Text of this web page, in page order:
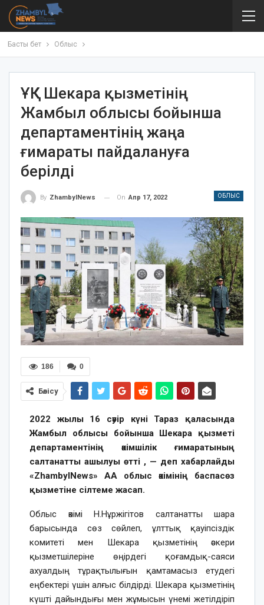
Басты бет Облыс
ҰҚК Шекара қызметінің
Жамбыл облысы бойынша
департаментінің жаңа
ғимараты пайдалануға
берілді
ОБЛЫС
By ZhambylNews On Апр 17, 2022
0
186
Бөлісу
2022 жылы 16 сәуір күні Тараз қаласында
Жамбыл облысы бойынша Шекара қызметі
департаментінің әкімшілік ғимаратының
салтанатты ашылуы өтті , — деп хабарлайды
«ZhambylNews» АА облыс әкімінің баспасөз
қызметіне сілтеме жасап.
Облыс әкімі Н.Нұржігітов салтанатты шара
барысында сөз сөйлеп, ұлттық қауіпсіздік
комитеті мен Шекара қызметінің әскери
қызметшілеріне өңірдегі қоғамдық-саяси
ахуалдың тұрақтылығын қамтамасыз етудегі
еңбектері үшін алғыс білдірді. Шекара қызметінің
күшті дайындығы мен жұмысын үнемі жетілдіріп